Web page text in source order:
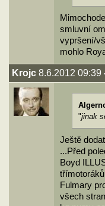
smluvní
vypršení/
mohlo
Krojc 8.6.2012 09:39
"jinak
Ještě
...Před
Boyd
Fulmary
všech